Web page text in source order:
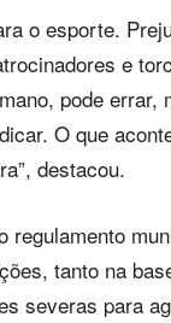
o esporte.
e
pode errar,
O que
destacou.
regulamento
tanto na
severas para